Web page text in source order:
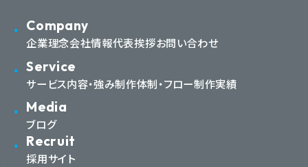
Company
企業理念会社情報代表挨拶お問い合わせ
Service
サービス内容・強み制作体制・フロー制作実績
Media
ブログ
Recruit
採用サイト